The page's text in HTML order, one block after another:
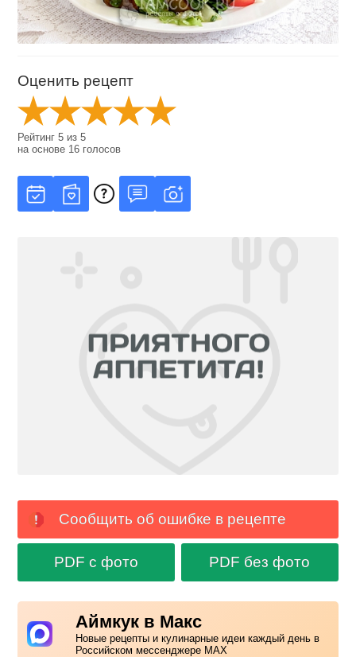
Оценить рецепт
Рейтинг5 из5
на основе 16 голосов
Сообщить об ошибке в рецепте
PDF с фото PDF без фото
Аймкук в Макс
Новые рецепты и кулинарные идеи каждый день в
Российском мессенджере MAX